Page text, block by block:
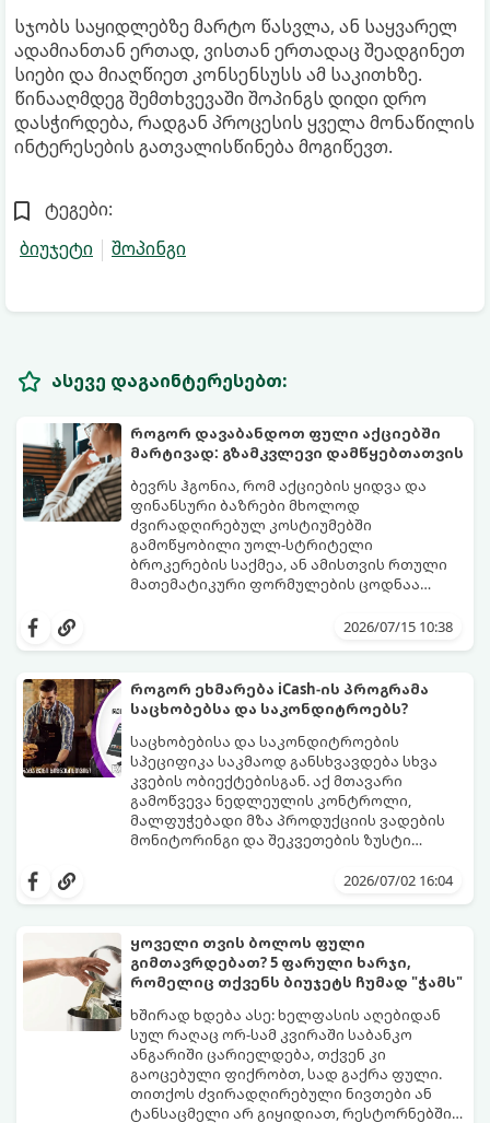
სჯობს საყიდლებზე მარტო წასვლა, ან საყვარელ
ადამიანთან ერთად, ვისთან ერთადაც შეადგინეთ
სიები და მიაღწიეთ კონსენსუსს ამ საკითხზე.
წინააღმდეგ შემთხვევაში შოპინგს დიდი დრო
დასჭირდება, რადგან პროცესის ყველა მონაწილის
ინტერესების გათვალისწინება მოგიწევთ.
ტეგები:
ბიუჯეტი
შოპინგი
ასევე დაგაინტერესებთ:
როგორ დავაბანდოთ ფული აქციებში
მარტივად: გზამკვლევი დამწყებთათვის
ბევრს ჰგონია, რომ აქციების ყიდვა და
ფინანსური ბაზრები მხოლოდ
ძვირადღირებულ კოსტიუმებში
გამოწყობილი უოლ-სტრიტელი
ბროკერების საქმეა, ან ამისთვის რთული
მათემატიკური ფორმულების ცოდნაა
ყიდვა იმაზე მარტივია, ვიდრე ონლაინ
სულ რაღაც $10-ითაც კი შეგიძლიათ.
გაერკვეთ ფინანსების სამყაროში,
უსაფრთხოდ.
2026/07/15 10:38
როგორ ეხმარება iCash-ის პროგრამა
საცხობებსა და საკონდიტროებს?
საცხობებისა და საკონდიტროების
სპეციფიკა საკმაოდ განსხვავდება სხვა
კვების ობიექტებისგან. აქ მთავარი
გამოწვევა ნედლეულის კონტროლი,
მალფუჭებადი მზა პროდუქციის ვადების
მონიტორინგი და შეკვეთების ზუსტი
ნიშისთვის შემუშავებულ ციფრულ
წარმოების ყოველი ეტაპის
ოპტიმიზაციაში.
2026/07/02 16:04
ყოველი თვის ბოლოს ფული
გიმთავრდებათ? 5 ფარული ხარჯი,
რომელიც თქვენს ბიუჯეტს ჩუმად "ჭამს"
ხშირად ხდება ასე: ხელფასის აღებიდან
სულ რაღაც ორ-სამ კვირაში საბანკო
ანგარიში ცარიელდება, თქვენ კი
გაოცებული ფიქრობთ, სად გაქრა ფული.
თითქოს ძვირადღირებული ნივთები ან
ტანსაცმელი არ გიყიდიათ, რესტორნებშიც